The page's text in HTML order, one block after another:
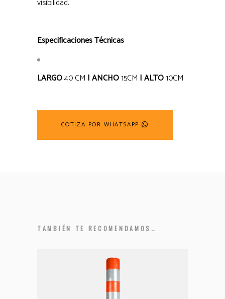
visibilidad.
Especificaciones Técnicas
LARGO40 CM | ANCHO15CM | ALTO10CM
COTIZA POR WHATSAPP
TAMBIÉN TE RECOMENDAMOS…